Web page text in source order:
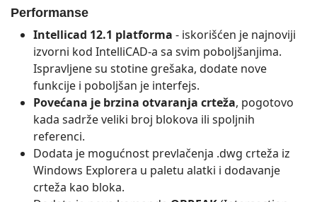
Performanse
Intellicad 12.1 platforma - iskorišćen je najnoviji
izvorni kod IntelliCAD-a sa svim poboljšanjima.
Ispravljene su stotine grešaka, dodate nove
funkcije i poboljšan je interfejs.
Povećana je brzina otvaranja crteža, pogotovo
kada sadrže veliki broj blokova ili spoljnih
referenci.
Dodata je mogućnost prevlačenja .dwg crteža iz
Windows Explorera u paletu alatki i dodavanje
crteža kao bloka.